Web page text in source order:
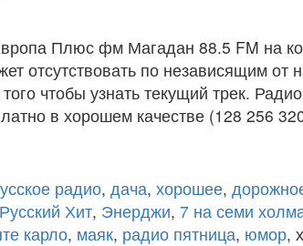
Плюс фм Магадан 88.5 FM на
отсутствовать по независящим от
чтобы узнать текущий трек.
в хорошем качестве (128 256
радио, дача, хорошее,
Русский Хит, Энерджи, 7 на семи
карло, маяк, радио пятница, юмор,